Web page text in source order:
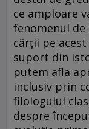
ce amploare
fenomenul
cărţii pe
suport din
putem afla
inclusiv prin
filologului
despre